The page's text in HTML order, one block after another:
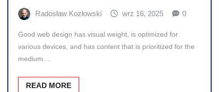
Radosław Kozłowski wrz 16, 2025 0
Good web design has visual weight, is optimized for
various devices, and has content that is prioritized for the
medium.…
READ MORE